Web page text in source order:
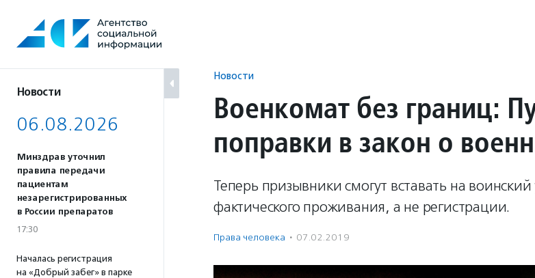
содержанию
Новости
06.08.2026
Минздрав уточнил
правила передачи
пациентам
незарегистрированных
в России препаратов
17:30
Началась регистрация
на «Добрый забег» в парке
Новости
Военкомат без границ:
поправки в закон о
Теперь призывники смогут вставать на воинский
фактического проживания, а не регистрации.
Права человека · 07.02.2019